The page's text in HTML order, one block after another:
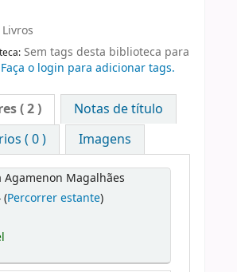
Livros
Sem tags desta biblioteca para
Faça o login para adicionar tags.
( 2 )
Notas de título
( 0 )
Imagens
Agamenon Magalhães
(Percorrer estante)